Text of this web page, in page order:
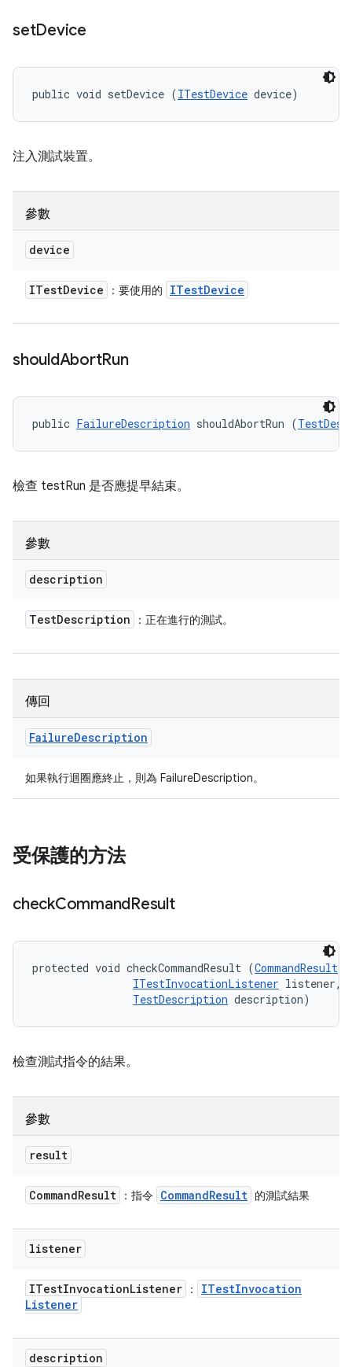
setDevice
public void setDevice (ITestDevice device)
注入測試裝置。
參數
device
ITestDevice ：要使用的 ITestDevice
shouldAbortRun
public FailureDescription shouldAbortRun (
檢查 testRun 是否應提早結束。
參數
description
TestDescription ：正在進行的測試。
傳回
FailureDescription
如果執行迴圈應終止，則為 FailureDescription。
受保護的方法
checkCommandResult
protected void checkCommandResult (CommandResult
ITestInvocationListener listener,
TestDescription description)
檢查測試指令的結果。
參數
result
CommandResult ：指令 CommandResult 的測試結果
listener
ITestInvocationListener ： ITestInvocation
Listener
description